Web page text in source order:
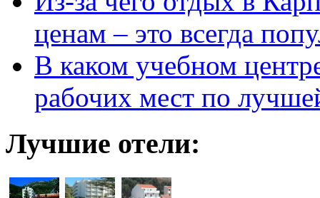
ценам – это всегда
В каком учебном
рабочих мест по
Лучшие отели: